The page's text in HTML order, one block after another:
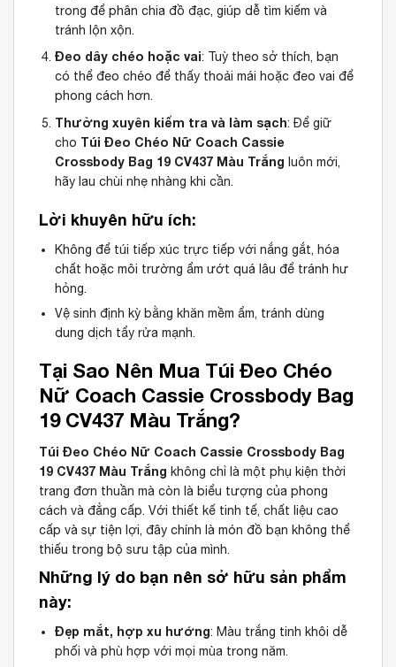
trong để phân chia đồ đạc, giúp dễ tìm kiếm và
tránh lộn xộn.
Đeo dây chéo hoặc vai: Tuỳ theo sở thích, bạn
có thể đeo chéo để thấy thoải mái hoặc đeo vai để
phong cách hơn.
Thường xuyên kiểm tra và làm sạch: Để giữ
cho Túi Đeo Chéo Nữ Coach Cassie
Crossbody Bag 19 CV437 Màu Trắng luôn mới,
hãy lau chùi nhẹ nhàng khi cần.
Lời khuyên hữu ích:
Không để túi tiếp xúc trực tiếp với nắng gắt, hóa
chất hoặc môi trường ẩm ướt quá lâu để tránh hư
hỏng.
Vệ sinh định kỳ bằng khăn mềm ẩm, tránh dùng
dung dịch tẩy rửa mạnh.
Tại Sao Nên Mua Túi Đeo Chéo
Nữ Coach Cassie Crossbody Bag
19 CV437 Màu Trắng?
Túi Đeo Chéo Nữ Coach Cassie Crossbody Bag
19 CV437 Màu Trắng không chỉ là một phụ kiện thời
trang đơn thuần mà còn là biểu tượng của phong
cách và đẳng cấp. Với thiết kế tinh tế, chất liệu cao
cấp và sự tiện lợi, đây chính là món đồ bạn không thể
thiếu trong bộ sưu tập của mình.
Những lý do bạn nên sở hữu sản phẩm
này:
Đẹp mắt, hợp xu hướng: Màu trắng tinh khôi dễ
phối và phù hợp với mọi mùa trong năm.